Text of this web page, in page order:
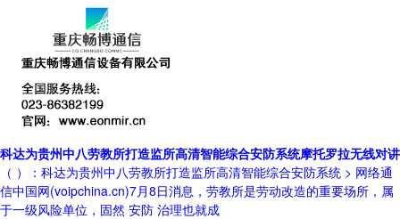
科达为贵州中八劳教所打造监所高清智能综合安防系统摩托罗拉无线对讲
（ ）：科达为贵州中八劳教所打造监所高清智能综合安防系统 > 网络通
信中国网(voipchina.cn)7月8日消息，劳教所是劳动改造的重要场所，属
于一级风险单位，固然 安防 治理也就成